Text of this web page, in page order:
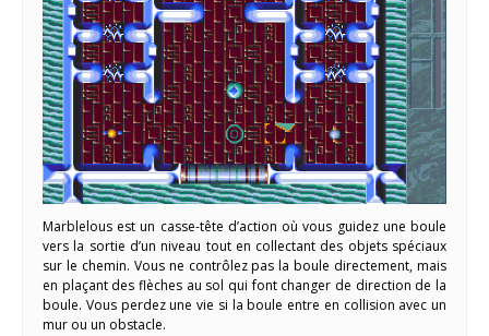
Marblelous est un casse-tête d’action où vous guidez une boule
vers la sortie d’un niveau tout en collectant des objets spéciaux
sur le chemin. Vous ne contrôlez pas la boule directement, mais
en plaçant des flèches au sol qui font changer de direction de la
boule. Vous perdez une vie si la boule entre en collision avec un
mur ou un obstacle.